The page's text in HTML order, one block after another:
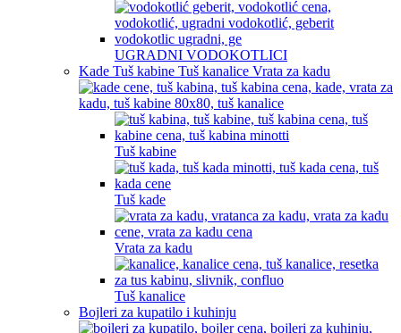
UGRADNI VODOKOTLICI
Kade Tuš kabine Tuš kanalice Vrata za kadu
Tuš kabine
Tuš kade
Vrata za kadu
Tuš kanalice
Bojleri za kupatilo i kuhinju